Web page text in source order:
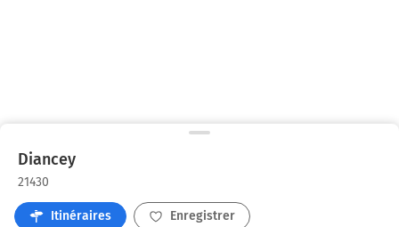
Diancey
21430
Itinéraires Enregistrer